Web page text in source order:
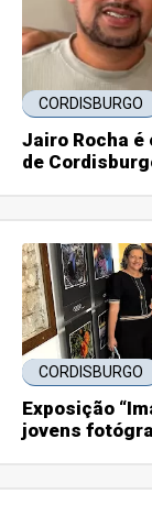
CORDISBURGO
Jairo Rocha
de
CORDISBURGO
Exposição
jovens